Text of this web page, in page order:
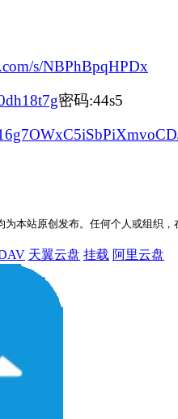
s/NBPhBpqHPDx
密码:44s5
本站原创发布。任何个人或组织
天翼云盘 挂载 阿里云盘